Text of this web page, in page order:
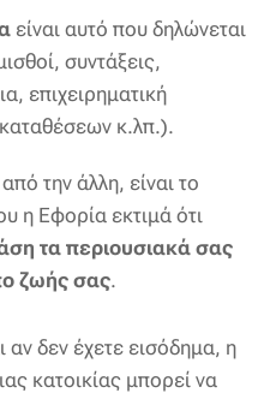
είναι αυτό που δηλώνεται
συντάξεις,
επιχειρηματική
κ.λπ.).
την άλλη, είναι το
η Εφορία εκτιμά ότι
τα περιουσιακά σας
ζωής σας.
δεν έχετε εισόδημα, η
κατοικίας μπορεί να